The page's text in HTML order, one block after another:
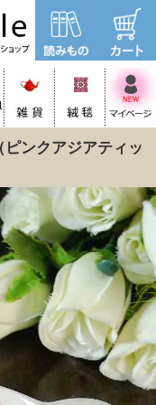
ンクアジアティッ